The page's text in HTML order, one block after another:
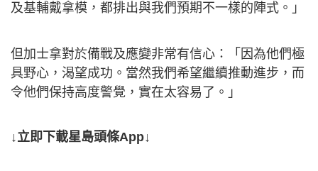
及基輔戴拿模，都排出與我們預期不一樣的陣式。」
但加士拿對於備戰及應變非常有信心：「因為他們極
具野心，渴望成功。當然我們希望繼續推動進步，而
令他們保持高度警覺，實在太容易了。」
↓立即下載星島頭條App↓